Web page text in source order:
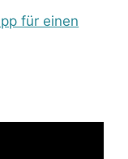
für einen